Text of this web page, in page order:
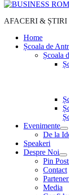
AFACERI &
Home
Școala de
Școala
Evenimente
De la
Speakeri
Despre Noi
Pin
Contact
Media